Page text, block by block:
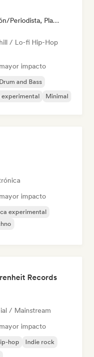
Medios De Comunicación/Periodista, Playlist Curator
/ Lo-fi Hip-Hop
impacto
Drum and Bass
Minimal
impacto
experimental
Records
/ Mainstream
impacto
hop
Indie rock